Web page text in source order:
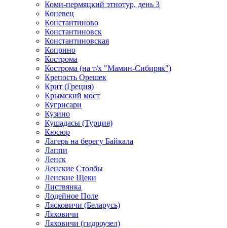
Коми-пермяцкий этнотур, день 3
Коневец
Константиново
Константиновск
Константиновская
Коприно
Кострома
Кострома (на т/х "Мамин-Сибиряк")
Крепость Орешек
Крит (Греция)
Крымский мост
Кугрисари
Кузино
Кушадасы (Турция)
Кюсюр
Лагерь на берегу Байкала
Лаппи
Ленск
Ленские Столбы
Ленские Щеки
Листвянка
Лодейное Поле
Лясковичи (Беларусь)
Ляховичи
Ляховичи (гидроузел)